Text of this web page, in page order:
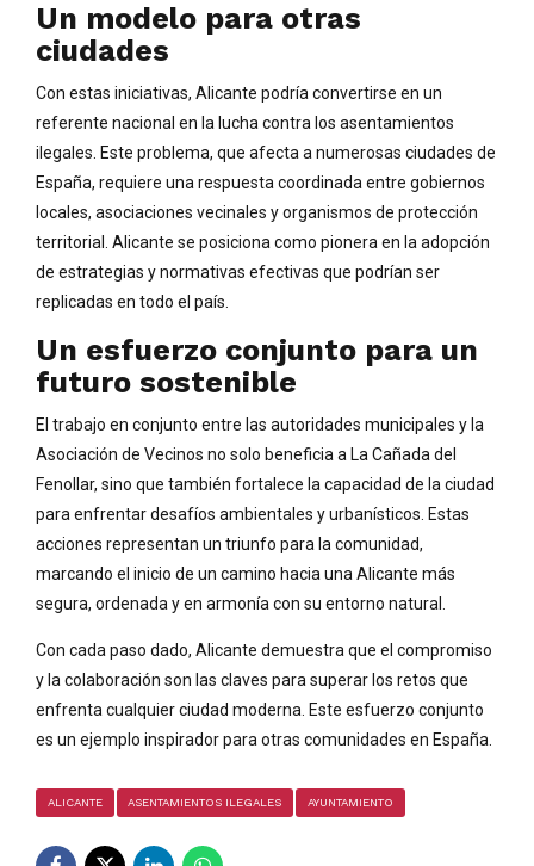
Un modelo para otras
ciudades
Con estas iniciativas, Alicante podría convertirse en un
referente nacional en la lucha contra los asentamientos
ilegales. Este problema, que afecta a numerosas ciudades de
España, requiere una respuesta coordinada entre gobiernos
locales, asociaciones vecinales y organismos de protección
territorial. Alicante se posiciona como pionera en la adopción
de estrategias y normativas efectivas que podrían ser
replicadas en todo el país.
Un esfuerzo conjunto para un
futuro sostenible
El trabajo en conjunto entre las autoridades municipales y la
Asociación de Vecinos no solo beneficia a La Cañada del
Fenollar, sino que también fortalece la capacidad de la ciudad
para enfrentar desafíos ambientales y urbanísticos. Estas
acciones representan un triunfo para la comunidad,
marcando el inicio de un camino hacia una Alicante más
segura, ordenada y en armonía con su entorno natural.
Con cada paso dado, Alicante demuestra que el compromiso
y la colaboración son las claves para superar los retos que
enfrenta cualquier ciudad moderna. Este esfuerzo conjunto
es un ejemplo inspirador para otras comunidades en España.
ALICANTE ASENTAMIENTOS ILEGALES AYUNTAMIENTO